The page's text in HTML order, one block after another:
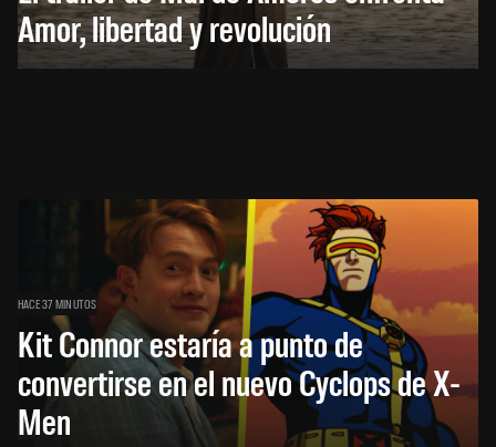
Amor, libertad y revolución
HACE 37 MINUTOS
Kit Connor estaría a punto de
convertirse en el nuevo Cyclops de X-
Men